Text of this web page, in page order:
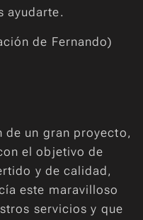
ayudarte.
de Fernando)
de un gran proyecto,
el objetivo de
y de calidad,
este maravilloso
servicios y que